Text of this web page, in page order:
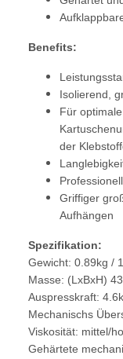
Benefits:
Isolierend,
Für
der
Griffiger
Aufhängen
Spezifikation:
Gewicht: 0.89kg /
Masse: (LxBxH)
Auspresskraft:
Mechanischs
Viskosität: mittel/
Gehärtete